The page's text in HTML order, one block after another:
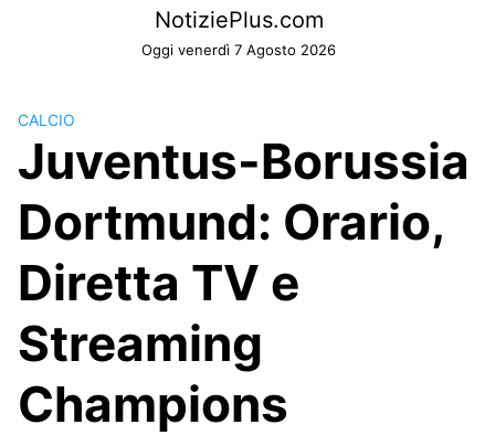
NotiziePlus.com
Oggi venerdì 7 Agosto 2026
CALCIO
Juventus-Borussia
Dortmund: Orario,
Diretta TV e
Streaming
Champions